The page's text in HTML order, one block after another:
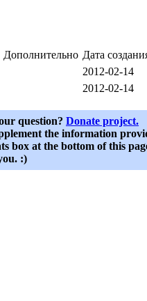
Дополнительно Дата
2012-02-14
2012-02-14
question? Donate project.
the information
box at the bottom of this
:)